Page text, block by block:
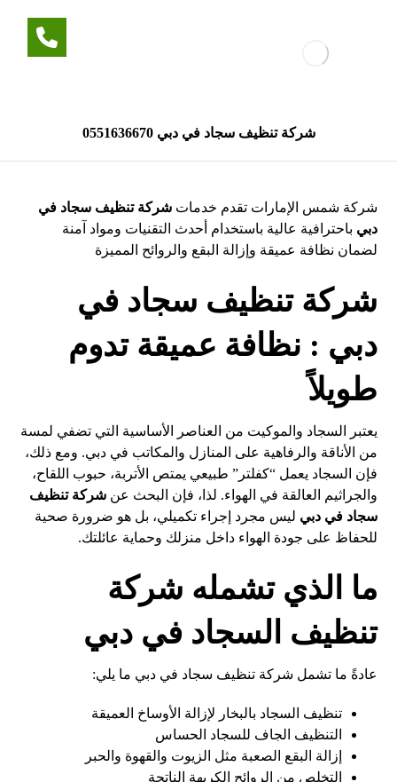
شركة تنظيف سجاد في دبي 0551636670
شركة شمس الإمارات تقدم خدماتشركة تنظيف سجاد في
دبي باحترافية عالية باستخدام أحدث التقنيات ومواد آمنة
لضمان نظافة عميقة وإزالة البقع والروائح المميزة
شركة تنظيف سجاد في
دبي : نظافة عميقة تدوم
طويلاً
يعتبر السجاد والموكيت من العناصر الأساسية التي تضفي لمسة
من الأناقة والرفاهية على المنازل والمكاتب في دبي. ومع ذلك،
فإن السجاد يعمل “كفلتر” طبيعي يمتص الأتربة، حبوب اللقاح،
والجراثيم العالقة في الهواء. لذا، فإن البحث عنشركة تنظيف
سجاد في دبي ليس مجرد إجراء تكميلي، بل هو ضرورة صحية
للحفاظ على جودة الهواء داخل منزلك وحماية عائلتك.
ما الذي تشمله شركة
تنظيف السجاد في دبي
عادةً ما تشمل شركة تنظيف سجاد في دبي ما يلي:
تنظيف السجاد بالبخار لإزالة الأوساخ العميقة
التنظيف الجاف للسجاد الحساس
إزالة البقع الصعبة مثل الزيوت والقهوة والحبر
التخلص من الروائح الكريهة الناتجة